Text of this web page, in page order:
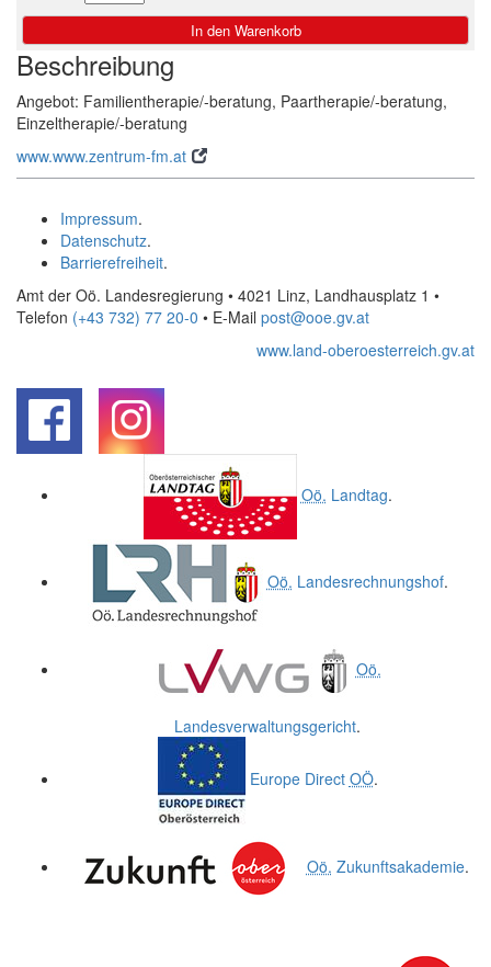
Beschreibung
Angebot: Familientherapie/-beratung, Paartherapie/-beratung,
Einzeltherapie/-beratung
www.www.zentrum-fm.at
Impressum.
Datenschutz.
Barrierefreiheit.
Amt der Oö. Landesregierung • 4021 Linz, Landhausplatz 1 •
Telefon (+43 732) 77 20-0 • E-Mail post@ooe.gv.at
www.land-oberoesterreich.gv.at
Oö. Landtag.
Oö. Landesrechnungshof.
Oö.
Landesverwaltungsgericht.
Europe Direct OÖ.
Oö. Zukunftsakademie.